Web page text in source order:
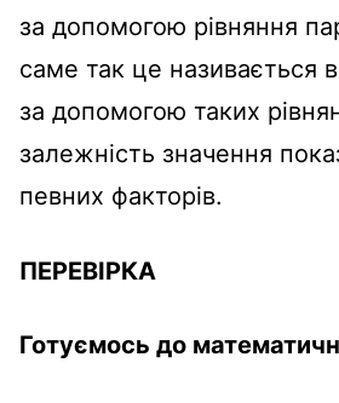
за допомогою рівняння
саме так це називається
за допомогою таких
залежність значення
певних факторів.
ПЕРЕВІРКА
Готуємось до